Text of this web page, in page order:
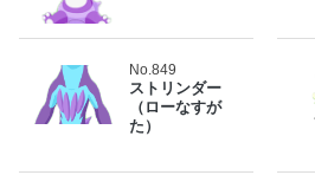
No.849
ストリンダー
（ローなすが
た）